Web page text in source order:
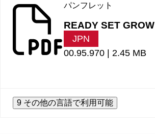
パンフレット
READY SET GROW
JPN
00.95.970 | 2.45 MB
9 その他の言語で利用可能